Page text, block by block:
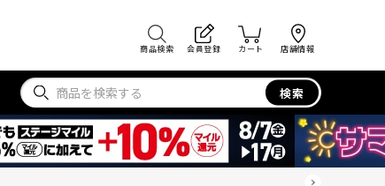
商品検索 会員登録 カート 店舗情報
検索